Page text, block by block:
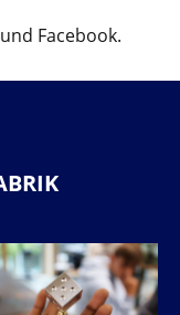
Facebook.